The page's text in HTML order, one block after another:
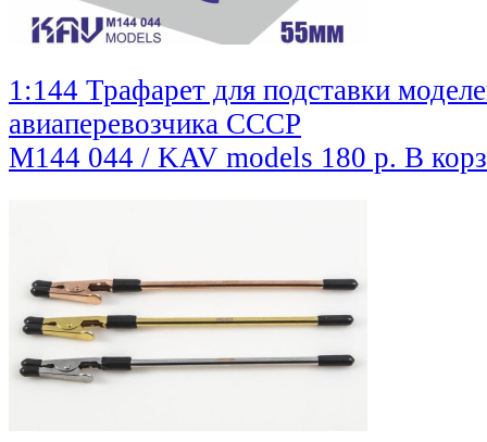
1:144 Трафарет для подставки
авиаперевозчика СССР
M144 044 / KAV models 180 р. В